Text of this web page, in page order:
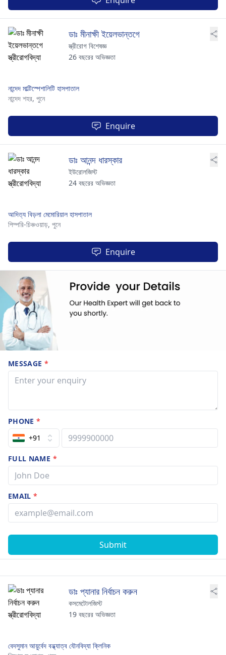
ডাঃ মীনাক্ষী ইয়েলভান্তগে
স্ত্রীরোগ বিশেষজ্ঞ
26 বছরের অভিজ্ঞতা
নান্দেদ মাল্টিস্পেশালিটি হাসপাতাল
নান্দেদ শহর, পুনে
Enquire
ডাঃ আনন্দ ধারস্কার
ইউরোলজিস্ট
24 বছরের অভিজ্ঞতা
আদিত্য বিড়লা মেমোরিয়াল হাসপাতাল
পিম্পরি-চিঞ্চওয়াড়, পুনে
Enquire
MESSAGE *
PHONE*
+91
FULL NAME *
EMAIL*
Submit
ডাঃ প্যানার নির্বাচন করুন
কসমেটোলজিস্ট
19 বছরের অভিজ্ঞতা
বেদসুমান আয়ুর্বেদ বন্ধ্যাত্ব যৌনবিদ্যা ক্লিনিক